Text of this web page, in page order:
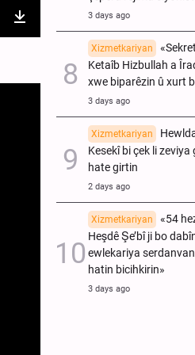
Download
3 days ago
Xizmetkariyan
Ketaîb Hizbullah a
xwe biparêzin û xurt
3 days ago
Xizmetkariyan
Kesekî bi çek li
hate girtin
2 days ago
Xizmetkariyan
«54
Heşdê Şe’bî ji bo
ewlekariya
hatin bicihkirin»
3 days ago